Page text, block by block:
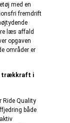
med en
fremdrift
læs affald
opgaven
områder er
trækkraft i
Ride Quality
både